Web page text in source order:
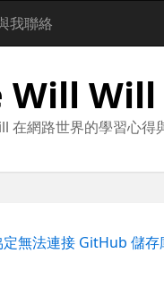
我聯絡
Will Will
在網路世界的學習心得
無法連接 GitHub 儲存